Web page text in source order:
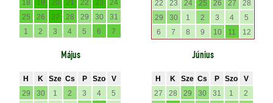
18
19 20 21 22 23
24
25
26 27 28 29 30
31
1
2 3 4 5 6 7
22
23 24 25 26 27
28
29
30 1 2 3 4
5
6
7 8 9 10 11 12
Május
H K Sze Cs P Szo
V
29
30 1 2 3 4
5
Június
H K Sze Cs P Szo
V
27
28 29 30 31 1
2